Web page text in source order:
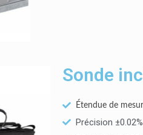
Sonde
Étendue de
Précision